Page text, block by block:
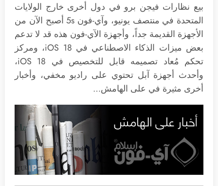
بيع نظارات فيجن برو في دول أخرى خارج الولايات
المتحدة في منتصف يونيو، وآي-فون 5s أصبح الآن من
الأجهزة القديمة جداً، وأجهزة الآي-فون هذه قد لا تدعم
بعض ميزات الذكاء الاصطناعي في iOS 18، ومركز
تحكم مُعاد تصميمه قابل للتخصيص في iOS 18،
وأحدث أجهزة آبل تحتوي على راديو مخفي، وأخبار
أخرى مثيرة في على الهامش…